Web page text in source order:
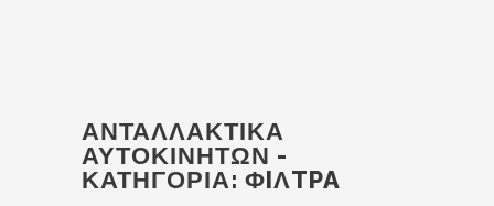
ΑΝΤΑΛΛΑΚΤΙΚΆ
ΑΥΤΟΚΙΝΉΤΩΝ -
ΚΑΤΗΓΟΡΊΑ: ΦIΛTPA